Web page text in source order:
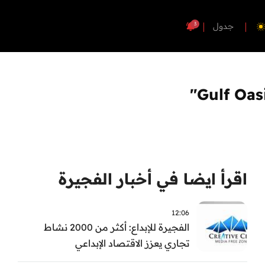
جدول 3
اقرأ ايضا في أخبار الفجيرة
12:06
الفجيرة للإبداع: أكثر من 2000 نشاط
تجاري يعزز الاقتصاد الإبداعي